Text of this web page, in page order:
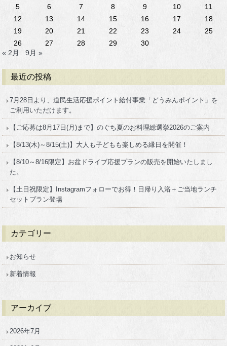
5
6 7 8 9 10
11
12
13 14 15 16 17
18
19
20 21 22 23 24
25
26
27 28 29
30
« 2月
9月 »
最近の投稿
7月28日より、道民生活応援ポイント給付事業「どうみんポイント」を
ご利用いただけます。
【ご応募は8月17日(月)まで】のぐち夏のお料理総選挙2026のご案内
【8/13(木)～8/15(土)】大人も子どもも楽しめる縁日を開催！
【8/10～8/16限定】お盆ドライブ応援プランの販売を開始いたしまし
た。
【土日祝限定】Instagramフォローでお得！日帰り入浴＋ご当地ランチ
セットプラン登場
カテゴリー
お知らせ
新着情報
アーカイブ
2026年7月